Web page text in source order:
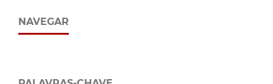
NAVEGAR